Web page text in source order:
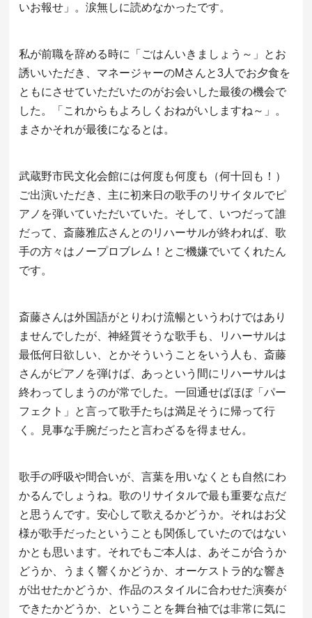
いお報せ」。涙無しに読めなかったです。
私が前職を辞める時に「ごはんいきましょう～」とお
誘いいただき、マネージャーのMさんと3人でお夕食を
ともにさせていただいたのがお会いした最後の機会で
した。「これからもよろしくおねがいしますね～」。
まさかそれが最後になるとは。
武蔵野市民文化会館には何度も何度も（何十回も！）
ご出演いただき、主に初来日の歌手のリサイタルでピ
アノを弾いていただいていた。そして、いつだって誰
だって、斎藤雅広さんとのリハーサルが終われば、歌
手の方々はノープロブレム！とご機嫌でいてくれたん
です。
斎藤さんは外国語がとりわけ流暢というわけではあり
ませんでしたが、神経質そうな歌手も、リハーサルは
最低何日欲しい、とかそういうことをいう人も、斎藤
さんがピアノを弾けば、あっという間にリハーサルは
終わってしまうのが常でした。一回通せばほぼ「パー
フェクト」と言って歌手たちは満足そうに帰って行
く。見事な手腕だったと言わざるを得ません。
歌手の呼吸や間合いが、言葉を用いなくとも自然にわ
かるんでしょうね。歌のリサイタルで最も重要な点だ
と思うんです。安心して歌えるかどうか。それはお父
様が歌手だったということも関係していたのではない
かとも思います。それでもご本人は、あそこが合うか
どうか、うまく響くかどうか、オーケストラ的な響き
が出せたかどうか、作品のスタイルに合わせた演奏が
できたかどうか、ということを舞台袖では非常に気に